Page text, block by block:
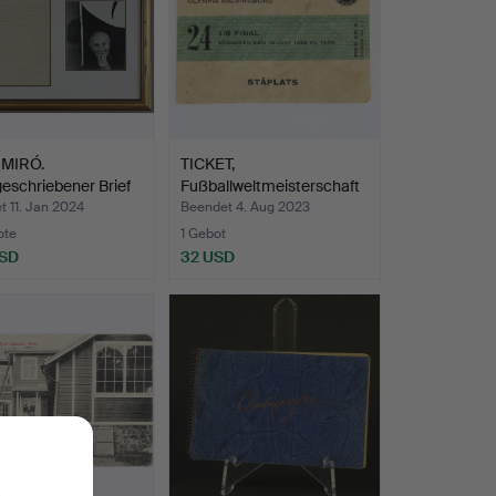
Brief
11. Jan 2024
TICKET,
Fußballweltmeisterschaft
1958 Olym…
Beendet 4. Aug 2023
1 Gebot
32 USD